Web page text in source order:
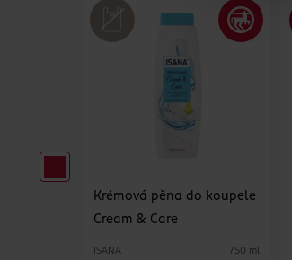
Krémová pěna do koupele
Cream & Care
ISANA 750 ml